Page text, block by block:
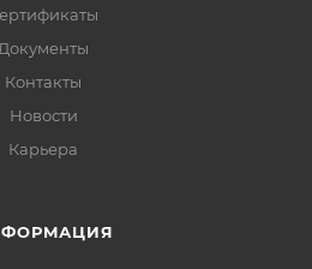
Документы
Контакты
Новости
Карьера